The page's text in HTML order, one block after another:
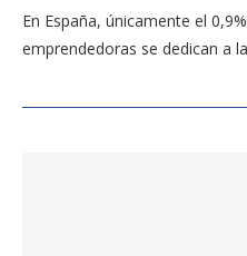
En España, únicamente el
emprendedoras se dedican a